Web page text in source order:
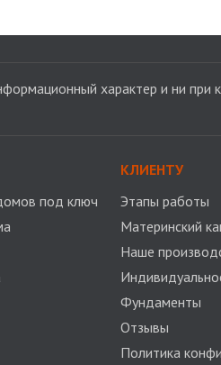
характер и ни при
под ключ
КЛИЕНТУ
Этапы работы
Материнский
Наше
Фундаменты
Отзывы
Политика